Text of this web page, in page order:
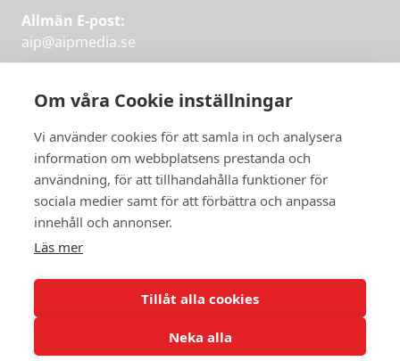
Om våra Cookie inställningar
Vi använder cookies för att samla in och analysera
information om webbplatsens prestanda och
användning, för att tillhandahålla funktioner för
sociala medier samt för att förbättra och anpassa
innehåll och annonser.
Läs mer
Tillåt alla cookies
Neka alla
första månaden
gratis.
Allmän E-post:
aip@aipmedia.se
aip@flowyinfo.seeller 08-1210 60 40.
Instagram
LinkedIn
Twitter
Facebook
Få veckans bästa
artiklar på mejlen
PRENUMERERA